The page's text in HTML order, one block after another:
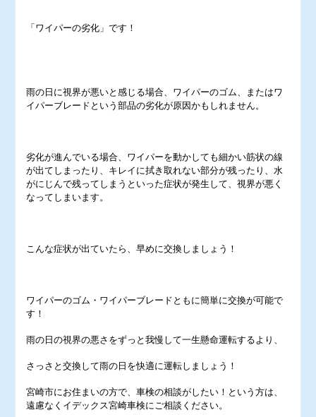
「ワイパーの劣化」です！
雨の日に視界が悪いと感じる場合、ワイパーのゴム、またはワ
イパーブレードという部品の劣化が原因かもしれません。
劣化が進んでいる場合、ワイパーを動かしても細かい筋状の線
が出てしまったり、キレイに拭き取れない部分が残ったり、水
がにじんで残ってしまうといった症状が発生して、視界が悪く
なってしまいます。
こんな症状が出ていたら、早めに交換しましょう！
ワイパーのゴム・ワイパーブレードともに簡単に交換が可能で
す！
雨の日の視界の悪さをずっと我慢して一生懸命運転するより、
さっさと交換して雨の日を快適に運転しましょう！
宮崎市にお住まいの方で、車検の相談がしたい！という方は、
遠慮なくイデックス宮崎車検にご相談ください。